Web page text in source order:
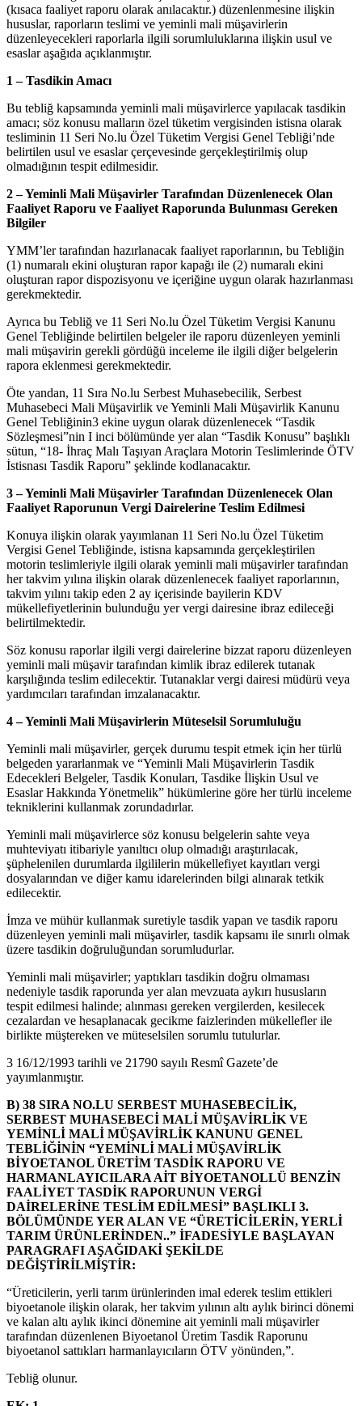
(kısaca faaliyet raporu olarak anılacaktır.) düzenlenmesine ilişkin
hususlar, raporların teslimi ve yeminli mali müşavirlerin
düzenleyecekleri raporlarla ilgili sorumluluklarına ilişkin usul ve
esaslar aşağıda açıklanmıştır.
1 – Tasdikin Amacı
Bu tebliğ kapsamında yeminli mali müşavirlerce yapılacak tasdikin
amacı; söz konusu malların özel tüketim vergisinden istisna olarak
tesliminin 11 Seri No.lu Özel Tüketim Vergisi Genel Tebliği’nde
belirtilen usul ve esaslar çerçevesinde gerçekleştirilmiş olup
olmadığının tespit edilmesidir.
2 – Yeminli Mali Müşavirler Tarafından Düzenlenecek Olan
Faaliyet Raporu ve Faaliyet Raporunda Bulunması Gereken
Bilgiler
YMM’ler tarafından hazırlanacak faaliyet raporlarının, bu Tebliğin
(1) numaralı ekini oluşturan rapor kapağı ile (2) numaralı ekini
oluşturan rapor dispozisyonu ve içeriğine uygun olarak hazırlanması
gerekmektedir.
Ayrıca bu Tebliğ ve 11 Seri No.lu Özel Tüketim Vergisi Kanunu
Genel Tebliğinde belirtilen belgeler ile raporu düzenleyen yeminli
mali müşavirin gerekli gördüğü inceleme ile ilgili diğer belgelerin
rapora eklenmesi gerekmektedir.
Öte yandan, 11 Sıra No.lu Serbest Muhasebecilik, Serbest
Muhasebeci Mali Müşavirlik ve Yeminli Mali Müşavirlik Kanunu
Genel Tebliğinin3 ekine uygun olarak düzenlenecek “Tasdik
Sözleşmesi”nin I inci bölümünde yer alan “Tasdik Konusu” başlıklı
sütun, “18- İhraç Malı Taşıyan Araçlara Motorin Teslimlerinde ÖTV
İstisnası Tasdik Raporu” şeklinde kodlanacaktır.
3 – Yeminli Mali Müşavirler Tarafından Düzenlenecek Olan
Faaliyet Raporunun Vergi Dairelerine Teslim Edilmesi
Konuya ilişkin olarak yayımlanan 11 Seri No.lu Özel Tüketim
Vergisi Genel Tebliğinde, istisna kapsamında gerçekleştirilen
motorin teslimleriyle ilgili olarak yeminli mali müşavirler tarafından
her takvim yılına ilişkin olarak düzenlenecek faaliyet raporlarının,
takvim yılını takip eden 2 ay içerisinde bayilerin KDV
mükellefiyetlerinin bulunduğu yer vergi dairesine ibraz edileceği
belirtilmektedir.
Söz konusu raporlar ilgili vergi dairelerine bizzat raporu düzenleyen
yeminli mali müşavir tarafından kimlik ibraz edilerek tutanak
karşılığında teslim edilecektir. Tutanaklar vergi dairesi müdürü veya
yardımcıları tarafından imzalanacaktır.
4 – Yeminli Mali Müşavirlerin Müteselsil Sorumluluğu
Yeminli mali müşavirler, gerçek durumu tespit etmek için her türlü
belgeden yararlanmak ve “Yeminli Mali Müşavirlerin Tasdik
Edecekleri Belgeler, Tasdik Konuları, Tasdike İlişkin Usul ve
Esaslar Hakkında Yönetmelik” hükümlerine göre her türlü inceleme
tekniklerini kullanmak zorundadırlar.
Yeminli mali müşavirlerce söz konusu belgelerin sahte veya
muhteviyatı itibariyle yanıltıcı olup olmadığı araştırılacak,
şüphelenilen durumlarda ilgililerin mükellefiyet kayıtları vergi
dosyalarından ve diğer kamu idarelerinden bilgi alınarak tetkik
edilecektir.
İmza ve mühür kullanmak suretiyle tasdik yapan ve tasdik raporu
düzenleyen yeminli mali müşavirler, tasdik kapsamı ile sınırlı olmak
üzere tasdikin doğruluğundan sorumludurlar.
Yeminli mali müşavirler; yaptıkları tasdikin doğru olmaması
nedeniyle tasdik raporunda yer alan mevzuata aykırı hususların
tespit edilmesi halinde; alınması gereken vergilerden, kesilecek
cezalardan ve hesaplanacak gecikme faizlerinden mükellefler ile
birlikte müştereken ve müteselsilen sorumlu tutulurlar.
3 16/12/1993 tarihli ve 21790 sayılı Resmî Gazete’de
yayımlanmıştır.
B) 38 SIRA NO.LU SERBEST MUHASEBECİLİK,
SERBEST MUHASEBECİ MALİ MÜŞAVİRLİK VE
YEMİNLİ MALİ MÜŞAVİRLİK KANUNU GENEL
TEBLİĞİNİN “YEMİNLİ MALİ MÜŞAVİRLİK
BİYOETANOL ÜRETİM TASDİK RAPORU VE
HARMANLAYICILARA AİT BİYOETANOLLÜ BENZİN
FAALİYET TASDİK RAPORUNUN VERGİ
DAİRELERİNE TESLİM EDİLMESİ” BAŞLIKLI 3.
BÖLÜMÜNDE YER ALAN VE “ÜRETİCİLERİN, YERLİ
TARIM ÜRÜNLERİNDEN..” İFADESİYLE BAŞLAYAN
PARAGRAFI AŞAĞIDAKİ ŞEKİLDE
DEĞİŞTİRİLMİŞTİR:
“Üreticilerin, yerli tarım ürünlerinden imal ederek teslim ettikleri
biyoetanole ilişkin olarak, her takvim yılının altı aylık birinci dönemi
ve kalan altı aylık ikinci dönemine ait yeminli mali müşavirler
tarafından düzenlenen Biyoetanol Üretim Tasdik Raporunu
biyoetanol sattıkları harmanlayıcıların ÖTV yönünden,”.
Tebliğ olunur.